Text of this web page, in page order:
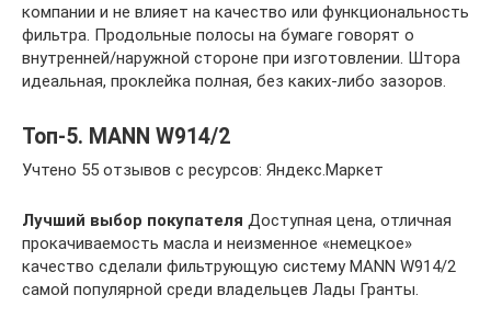
компании и не влияет на качество или функциональность
фильтра. Продольные полосы на бумаге говорят о
внутренней/наружной стороне при изготовлении. Штора
идеальная, проклейка полная, без каких-либо зазоров.
Топ-5. MANN W914/2
Учтено 55 отзывов с ресурсов: Яндекс.Маркет
Лучший выбор покупателя Доступная цена, отличная
прокачиваемость масла и неизменное «немецкое»
качество сделали фильтрующую систему MANN W914/2
самой популярной среди владельцев Лады Гранты.